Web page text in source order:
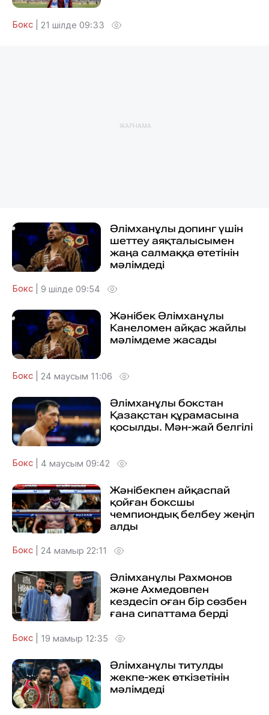
Бокс 21 шілде 09:33
ЖАРНАМА
Әлімханұлы допинг үшін
шеттеу аяқталысымен
жаңа салмаққа өтетінін
мәлімдеді
Бокс 9 шілде 09:54
Жәнібек Әлімханұлы
Канеломен айқас жайлы
мәлімдеме жасады
Бокс 24 маусым 11:06
Әлімханұлы бокстан
Қазақстан құрамасына
қосылды. Мән-жай белгілі
Бокс 4 маусым 09:42
Жәнібекпен айқаспай
қойған боксшы
чемпиондық белбеу жеңіп
алды
Бокс 24 мамыр 22:11
Әлімханұлы Рахмонов
және Ахмедовпен
кездесіп оған бір сөзбен
ғана сипаттама берді
Бокс 19 мамыр 12:35
Әлімханұлы титулды
жекпе-жек өткізетінін
мәлімдеді